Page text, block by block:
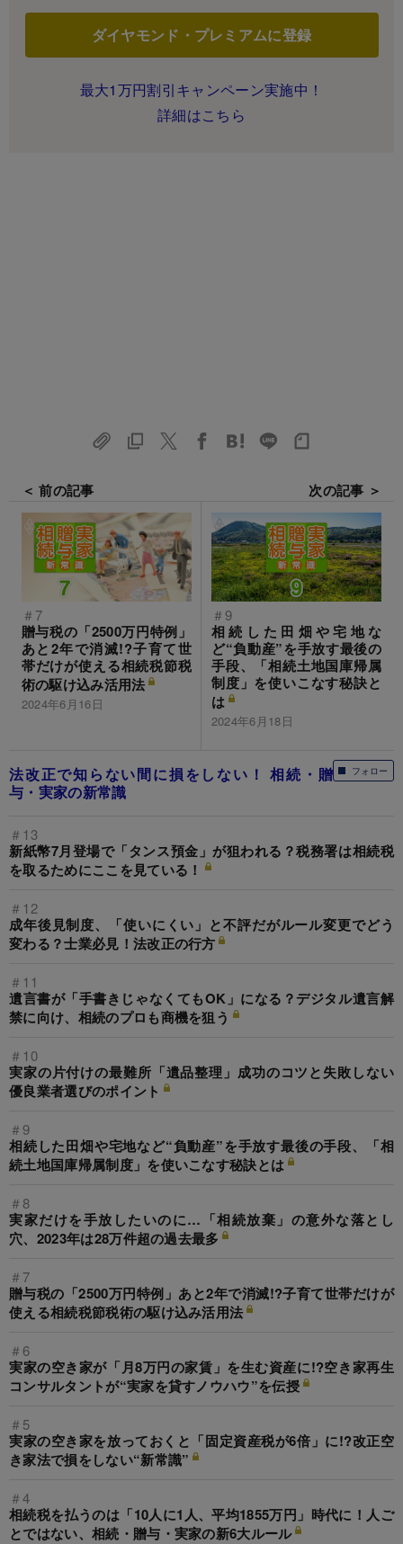
ダイヤモンド・プレミアムに登録
最大1万円割引キャンペーン実施中！
詳細はこちら
＜ 前の記事
＃7
贈与税の「2500万円特例」
あと2年で消滅!?子育て世
帯だけが使える相続税節税
術の駆け込み活用法
2024年6月16日
次の記事 ＞
＃9
相続した田畑や宅地な
ど“負動産”を手放す最後の
手段、「相続土地国庫帰属
制度」を使いこなす秘訣と
は
2024年6月18日
フォロー
法改正で知らない間に損をしない！ 相続・贈
与・実家の新常識
＃13
新紙幣7月登場で「タンス預金」が狙われる？税務署は相続税
を取るためにここを見ている！
＃12
成年後見制度、「使いにくい」と不評だがルール変更でどう
変わる？士業必見！法改正の行方
＃11
遺言書が「手書きじゃなくてもOK」になる？デジタル遺言解
禁に向け、相続のプロも商機を狙う
＃10
実家の片付けの最難所「遺品整理」成功のコツと失敗しない
優良業者選びのポイント
＃9
相続した田畑や宅地など“負動産”を手放す最後の手段、「相
続土地国庫帰属制度」を使いこなす秘訣とは
＃8
実家だけを手放したいのに…「相続放棄」の意外な落とし
穴、2023年は28万件超の過去最多
＃7
贈与税の「2500万円特例」あと2年で消滅!?子育て世帯だけが
使える相続税節税術の駆け込み活用法
＃6
実家の空き家が「月8万円の家賃」を生む資産に!?空き家再生
コンサルタントが“実家を貸すノウハウ”を伝授
＃5
実家の空き家を放っておくと「固定資産税が6倍」に!?改正空
き家法で損をしない“新常識”
＃4
相続税を払うのは「10人に1人、平均1855万円」時代に！人ご
とではない、相続・贈与・実家の新6大ルール